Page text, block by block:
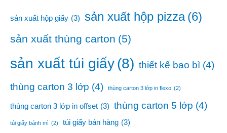
sản xuất hộp giấy (3) sản xuất hộp pizza (6)
sản xuất thùng carton (5)
sản xuất túi giấy(8) thiết kế bao bì (4)
thùng carton 3 lớp (4) thùng carton 3 lớp in flexo (2)
thùng carton 3 lớp in offset (3) thùng carton 5 lớp (4)
túi giấy bánh mì (2) túi giấy bán hàng (3)